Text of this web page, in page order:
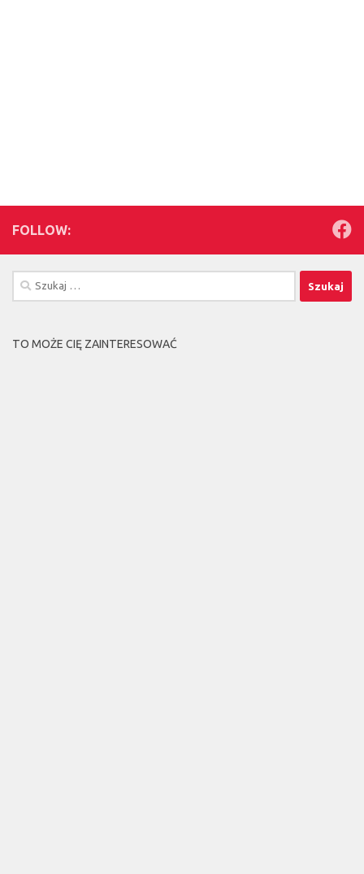
FOLLOW:
Szukaj:
TO MOŻE CIĘ ZAINTERESOWAĆ